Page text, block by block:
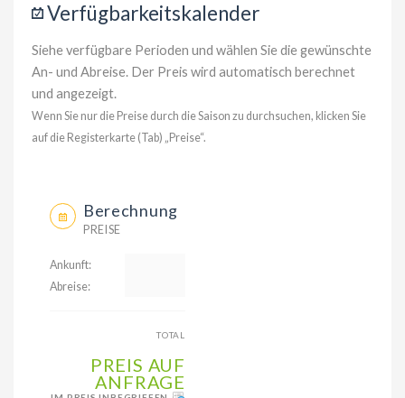
Verfügbarkeitskalender
Siehe verfügbare Perioden und wählen Sie die gewünschte
An- und Abreise. Der Preis wird automatisch berechnet
und angezeigt.
Wenn Sie nur die Preise durch die Saison zu durchsuchen, klicken Sie
auf die Registerkarte (Tab) „Preise“.
Berechnung
PREISE
Ankunft:
Abreise:
TOTAL
PREIS AUF
ANFRAGE